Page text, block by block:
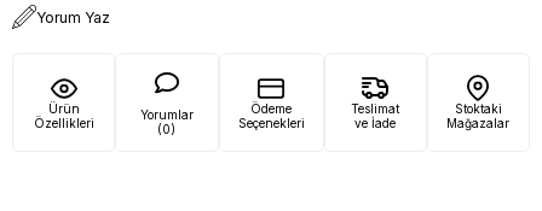
Yorum Yaz
Ürün
Özellikleri
Yorumlar
(0)
Ödeme
Seçenekleri
Teslimat
ve İade
Stoktaki
Mağazalar